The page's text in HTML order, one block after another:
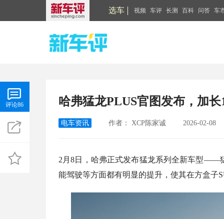
选车 视频 车评 长测 百科 问答 车
哈弗猛龙PLUS官图发布，加
电车资讯 作者： XCP陈家诚 2026-02-08
2月8日，哈弗正式发布猛龙系列全新车型——
能驾驶等方面都有明显的提升，使其在方盒子
评论86